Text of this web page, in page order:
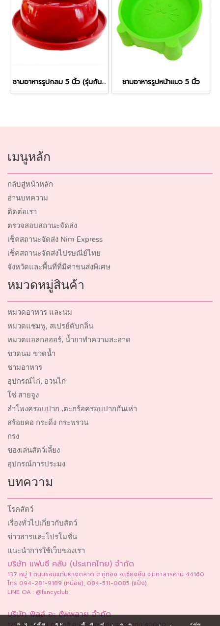
ชามอาหารรูปกลม 5 นิ้ว (รุ่นกันมด+ยางกันลื่น) ชามอาหารรูปหน้าแมว 5 นิ้ว
เมนูหลัก
กลับสู่หน้าหลัก
อ่านบทความ
ติดต่อเรา
ตรวจสอบสถานะจัดส่ง
เช็คสถานะจัดส่ง Nim Express
เช็คสถานะจัดส่งไปรษณีย์ไทย
จังหวัดและพื้นที่ที่มีค่าขนส่งพิเศษ
หมวดหมู่สินค้า
หมวดอาหาร และนม
หมวดแชมพู, สเปรย์ดับกลิ่น
หมวดแอลกอฮอร์, น้ำยาทำความสะอาด
ขวดนม ขวดน้ำ
ชามอาหาร
อุปกรณ์ไก่, อวนไก่
โซ่ สายจูง
ลำโพงครอบปาก ,ตะกร้อครอบปากกันเห่า
สร้อยคอ กระดิ่ง กระพรวน
กรง
ของเล่นสัตว์เลี้ยง
อุปกรณ์การประมง
บทความ
โรคสัตว์
เรื่องทั่วไปเกี่ยวกับสัตว์
ข่าวสารและโปรโมชั่น
แนะนำการใช้เว็บของเรา
บริษัท แฟนซี คลับ (ประเทศไทย) จำกัด
137 หมู่ 1 ถนนขอนแก่นยางตลาด ต.กู่ทอง อ.เชียงยืน จ.มหาสารคาม 44160
โทร 094-281-9189 (หน่อย), 084-511-0085 (แป้ง)
LINE OA : @fancyclub
บริษัท พิลล์ อะ ซัพพลาย จำกัด